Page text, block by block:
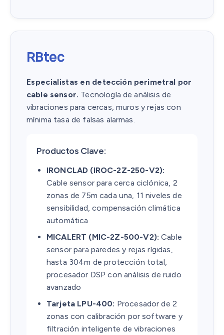
RBtec
Especialistas en detección perimetral por
cable sensor. Tecnología de análisis de
vibraciones para cercas, muros y rejas con
mínima tasa de falsas alarmas.
Productos Clave:
IRONCLAD (IROC-2Z-250-V2):
Cable sensor para cerca ciclónica, 2
zonas de 75m cada una, 11 niveles de
sensibilidad, compensación climática
automática
MICALERT (MIC-2Z-500-V2): Cable
sensor para paredes y rejas rígidas,
hasta 304m de protección total,
procesador DSP con análisis de ruido
avanzado
Tarjeta LPU-400: Procesador de 2
zonas con calibración por software y
filtración inteligente de vibraciones